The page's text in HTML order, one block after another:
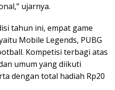
ujarnya.
tahun ini, empat game
Mobile Legends, PUBG
Kompetisi terbagi atas
umum yang diikuti
dengan total hadiah Rp20